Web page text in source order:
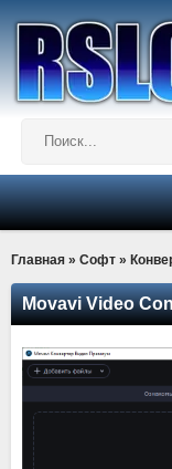
Главная » Софт »
Movavi Video